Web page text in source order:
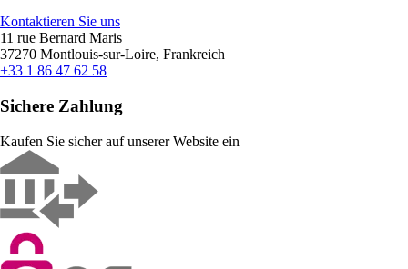
Kontaktieren Sie uns
11 rue Bernard Maris
37270 Montlouis-sur-Loire, Frankreich
+33 1 86 47 62 58
Sichere Zahlung
Kaufen Sie sicher auf unserer Website ein